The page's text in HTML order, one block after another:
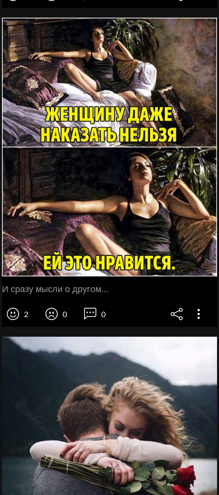
И сразу мысли о другом...
2 0 0